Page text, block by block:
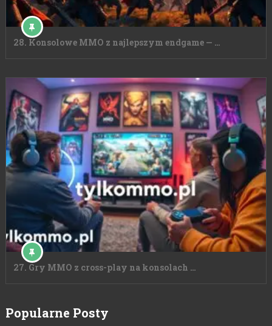
28. Konsolowe MMO z najlepszym endgame — …
27. Gry MMO z cross-play na konsolach …
Popularne Posty